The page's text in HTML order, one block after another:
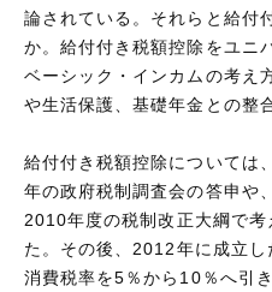
論されている。それらと給付
か。給付付き税額控除をユニ
ベーシック・インカムの考え
や生活保護、基礎年金との整
給付付き税額控除については
年の政府税制調査会の答申や
2010年度の税制改正大綱で
た。その後、2012年に成立し
消費税率を5％から10％へ引